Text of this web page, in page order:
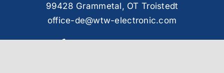
99428 Grammetal, OT Troistedt
office-de@wtw-electronic.com
+49-3643-8148849